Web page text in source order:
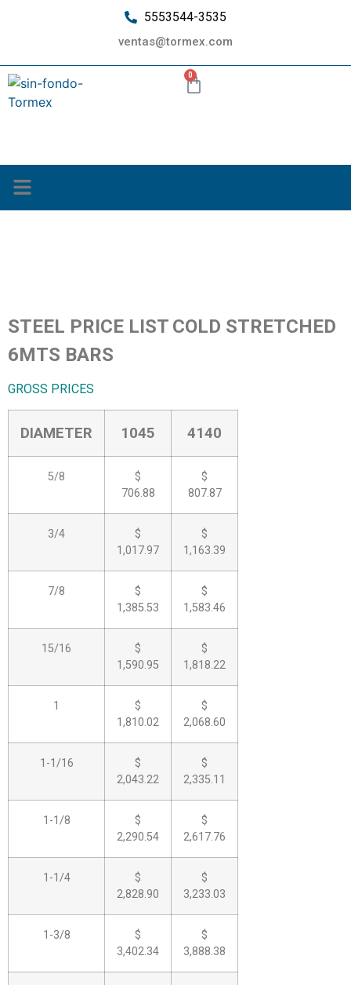
5553544-3535
ventas@tormex.com
0
STEEL PRICE LIST COLD STRETCHED
6MTS BARS
GROSS PRICES
DIAMETER 1045 4140
5/8
$
706.88
$
807.87
3/4
$
1,017.97
$
1,163.39
7/8
$
1,385.53
$
1,583.46
15/16
$
1,590.95
$
1,818.22
1
$
1,810.02
$
2,068.60
1-1/16
$
2,043.22
$
2,335.11
1-1/8
$
2,290.54
$
2,617.76
1-1/4
$
2,828.90
$
3,233.03
1-3/8
$
3,402.34
$
3,888.38